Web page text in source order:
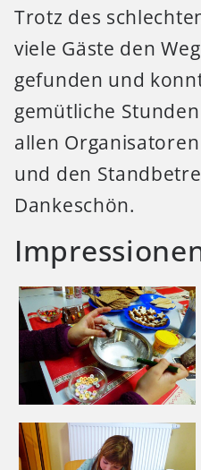
Trotz des
viele Gäste den
gefunden und
gemütliche
allen
und den
Dankeschön.